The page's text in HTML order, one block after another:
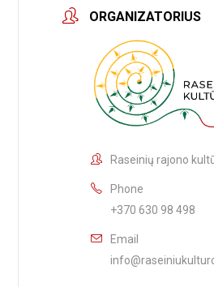
ORGANIZATORIUS
Raseinių rajono
Phone
+370 630 98 498
Email